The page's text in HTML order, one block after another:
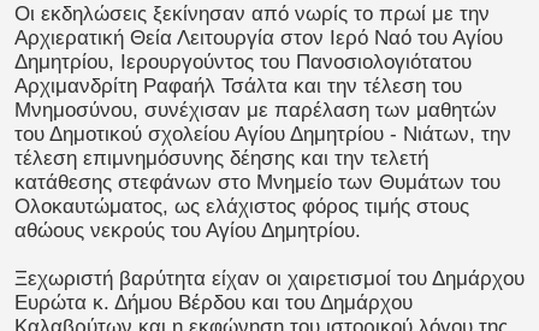
Οι εκδηλώσεις ξεκίνησαν από νωρίς το πρωί με την
Αρχιερατική Θεία Λειτουργία στον Ιερό Ναό του Αγίου
Δημητρίου, Ιερουργούντος του Πανοσιολογιότατου
Αρχιμανδρίτη Ραφαήλ Τσάλτα και την τέλεση του
Μνημοσύνου, συνέχισαν με παρέλαση των μαθητών
του Δημοτικού σχολείου Αγίου Δημητρίου - Νιάτων, την
τέλεση επιμνημόσυνης δέησης και την τελετή
κατάθεσης στεφάνων στο Μνημείο των Θυμάτων του
Ολοκαυτώματος, ως ελάχιστος φόρος τιμής στους
αθώους νεκρούς του Αγίου Δημητρίου.
Ξεχωριστή βαρύτητα είχαν οι χαιρετισμοί του Δημάρχου
Ευρώτα κ. Δήμου Βέρδου και του Δημάρχου